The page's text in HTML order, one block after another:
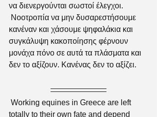
να διενεργούνται σωστοί έλεγχοι.
κανέναν και χάσουμε ψηφαλάκια και
συγκάλυψη κακοποίησης φέρνουν
μονάχα πόνο σε αυτά τα πλάσματα και
δεν το αξίζουν. Κανένας δεν το αξίζει.
totally to their own fate and depend